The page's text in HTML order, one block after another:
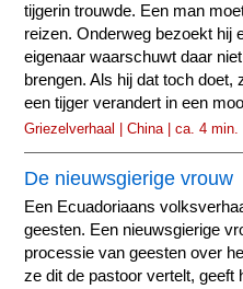
tijgerin trouwde. Een man
reizen. Onderweg bezoekt hij
eigenaar waarschuwt daar
brengen. Als hij dat toch doet,
een tijger verandert in een
Griezelverhaal | China | ca. 4 min.
De nieuwsgierige vrouw
Een Ecuadoriaans
geesten. Een nieuwsgierige
processie van geesten over
ze dit de pastoor vertelt, geeft